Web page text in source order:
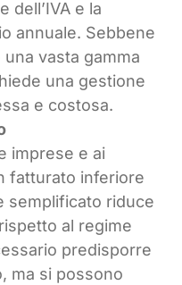
dell’IVA e la
annuale. Sebbene
vasta gamma
una gestione
e costosa.
imprese e ai
fatturato inferiore
semplificato riduce
al regime
predisporre
ma si possono